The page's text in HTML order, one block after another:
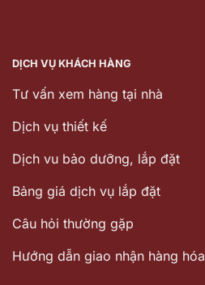
DỊCH VỤ KHÁCH HÀNG
Tư vấn xem hàng tại nhà
Dịch vụ thiết kế
Dịch vu bảo dưỡng, lắp đặt
Bảng giá dịch vụ lắp đặt
Câu hỏi thường gặp
Hướng dẫn giao nhận hàng hóa